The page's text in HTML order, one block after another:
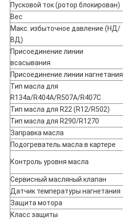
Пусковой ток (ротор блокирован)
Вес
Макс. избыточное давление (НД/
ВД)
Присоединение линии
всасывания
Присоединение линии нагнетания
Тип масла для
R134a/R404A/R507A/R407C
Тип масла для R22 (R12/R502)
Тип масла для R290/R1270
Заправка масла
Подогреватель масла в картере
Контроль уровня масла
Сервисный масляный клапан
Датчик температуры нагнетания
Защита мотора
Класс защиты